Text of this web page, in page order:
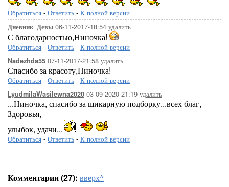
Обратиться - Ответить - К полной версии
Дневник_Девы 06-11-2017-18:54 удалить
С благодарностью,Ниночка!
Обратиться - Ответить - К полной версии
Nadezhda55 07-11-2017-21:58 удалить
Спасибо за красоту,Ниночка!
Обратиться - Ответить - К полной версии
LyudmilaWasilewna2020 03-09-2020-21:19 удалить
...Ниночка, спасибо за шикарную подборку...всех благ,
Здоровья,
улыбок, удачи...
Обратиться - Ответить - К полной версии
Комментарии (27): вверх^